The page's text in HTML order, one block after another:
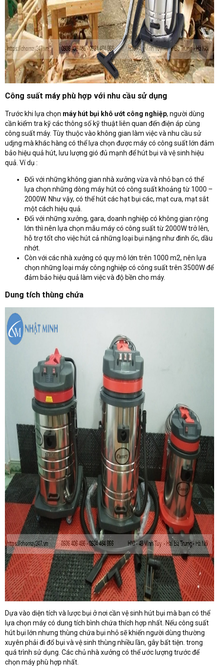
Công suất máy phù hợp với nhu cầu sử dụng
Trước khi lựa chọn máy hút bụi khô ướt công nghiệp, người dùng
cần kiểm tra kỹ các thông số kỹ thuật liên quan đến điện áp cùng
công suất máy. Tùy thuộc vào không gian làm việc và nhu cầu sử
udjng mà khác hàng có thể lựa chọn được máy có công suất lớn đảm
bảo hiệu quả hút, lưu lượng gió đủ mạnh để hút bụi và vệ sinh hiệu
quả. Ví dụ :
Đối với những không gian nhà xưởng vừa và nhỏ bạn có thể
lựa chọn những dòng máy hút có công suất khoảng từ 1000 –
2000W. Như vậy, có thể hút các hạt bụi các, mạt cưa, mạt sắt
một cách hiệu quả.
Đối với những xưởng, gara, doanh nghiệp có không gian rộng
lớn thì nên lựa chọn mẫu máy có công suất từ 2000W trở lên,
hỗ trợ tốt cho việc hút cả những loại bụi nặng như đinh ốc, dầu
nhớt.
Còn với các nhà xưởng có quy mô lớn trên 1000 m2, nên lựa
chọn những loại máy công nghiệp có công suất trên 3500W để
đảm bảo hiệu quả làm việc và độ bền cho máy.
Dung tích thùng chứa
Dựa vào diện tích và lược bụi ở nơi cần vệ sinh hút bụi mà bạn có thể
lựa chọn máy có dung tích bình chứa thích hợp nhất. Nếu công suất
hút bụi lớn nhưng thùng chứa bụi nhỏ sẽ khiến người dùng thường
xuyên phải đi đổ bụi và vệ sinh thùng nhiều lần, gây bất tiện. trong
quá trình sử dụng. Các chủ nhà xưởng có thể ước lượng trước để
chọn máy phù hợp nhất.